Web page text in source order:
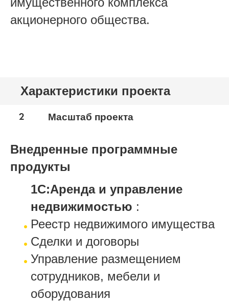
акционерного общества.
Характеристики проекта
2 Масштаб проекта
Внедренные программные
продукты
1С:Аренда и управление
недвижимостью :
Реестр недвижимого имущества
Сделки и договоры
Управление размещением
сотрудников, мебели и
оборудования